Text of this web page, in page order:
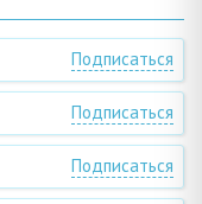
Подписаться
Подписаться
Подписаться